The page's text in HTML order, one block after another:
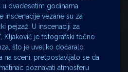
dvadesetim godinama
inscenacije vezane su za
pejzaž. U inscenaciji za
Kljaković je fotografski točno
što je uveliko dočaralo
na sceni, pretpostavljalo se da
poznavati atmosferu